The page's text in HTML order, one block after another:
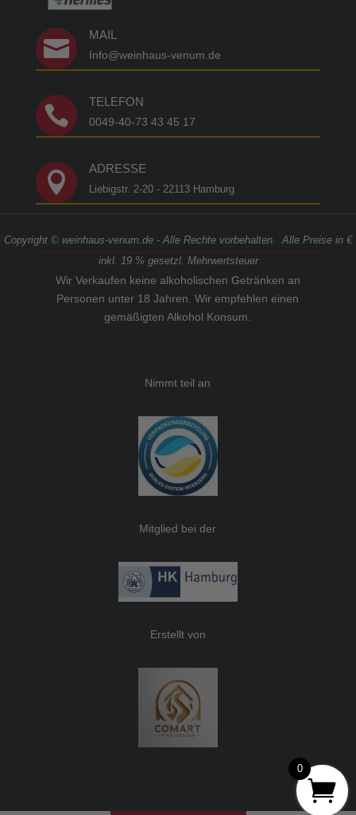

MAIL
Info@weinhaus-venum.de

TELEFON
0049-40-73 43 45 17

ADRESSE
Liebigstr. 2-20 - 22113 Hamburg
Copyright © weinhaus-venum.de - Alle Rechte vorbehalten. Alle Preise in €
inkl. 19 % gesetzl. Mehrwertsteuer
Wir Verkaufen keine alkoholischen Getränken an
Personen unter 18 Jahren. Wir empfehlen einen
gemäßigten Alkohol Konsum.
Nimmt teil an
Mitglied bei der
Erstellt von
0